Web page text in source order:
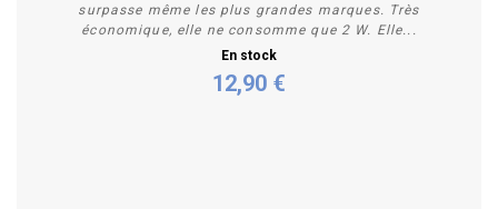
surpasse même les plus grandes marques. Très
économique, elle ne consomme que 2 W. Elle...
En stock
12,90 €